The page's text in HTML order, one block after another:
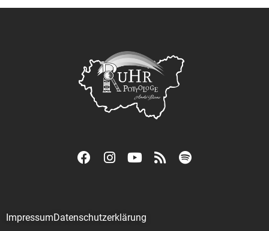
ImpressumDatenschutzerklärung